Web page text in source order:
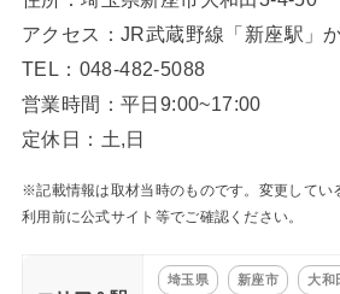
アクセス：JR武蔵野線「新座駅」
TEL：048-482-5088
営業時間：平日9:00~17:00
定休日：土,日
※記載情報は取材当時のものです。変更してい
利用前に公式サイト等でご確認ください。
埼玉県 新座市 大和